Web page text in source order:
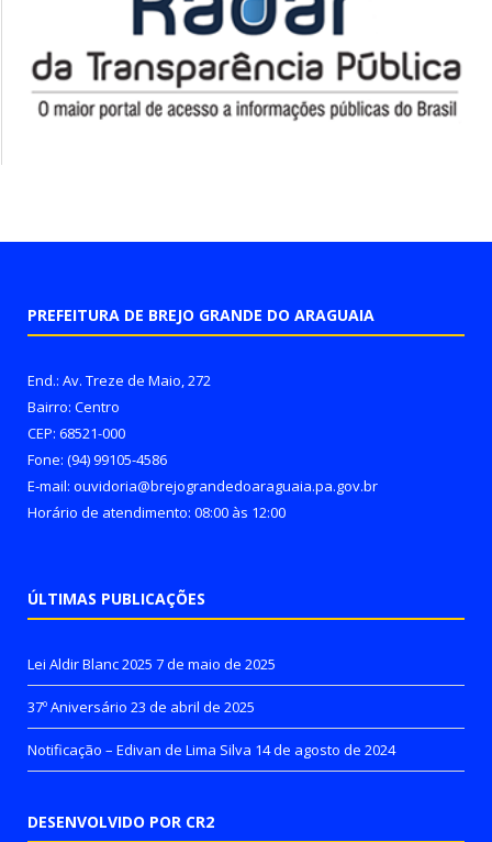
PREFEITURA DE BREJO GRANDE DO ARAGUAIA
End.: Av. Treze de Maio, 272
Bairro: Centro
CEP: 68521-000
Fone: (94) 99105-4586
E-mail: ouvidoria@brejograndedoaraguaia.pa.gov.br
Horário de atendimento: 08:00 às 12:00
ÚLTIMAS PUBLICAÇÕES
Lei Aldir Blanc 2025 7 de maio de 2025
37º Aniversário 23 de abril de 2025
Notificação – Edivan de Lima Silva 14 de agosto de 2024
DESENVOLVIDO POR CR2